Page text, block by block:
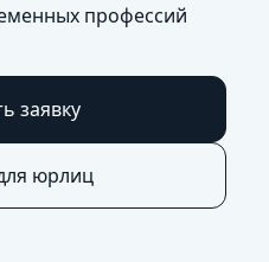
профессий
заявку
юрлиц